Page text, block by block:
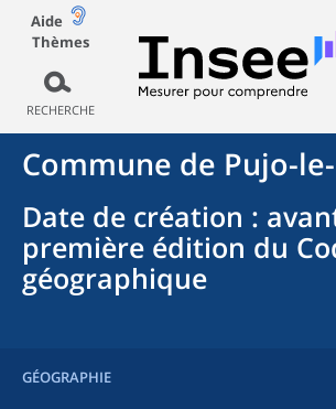
Aide
Thèmes
RECHERCHE
Commune de Pujo-
Date de création :
première édition du
géographique
GÉOGRAPHIE